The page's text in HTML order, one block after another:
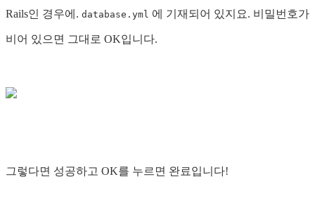
Rails인 경우에. database.yml 에 기재되어 있지요. 비밀번호가
비어 있으면 그대로 OK입니다.
그렇다면 성공하고 OK를 누르면 완료입니다!